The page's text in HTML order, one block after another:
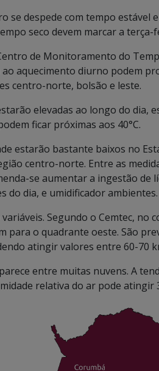
se despede com tempo estável
seco devem marcar a terça-
de Monitoramento do
aquecimento diurno podem
centro-norte, bolsão e leste.
elevadas ao longo do dia,
ficar próximas aos 40°C.
estarão bastante baixos no
centro-norte. Entre as
se aumentar a ingestão de
do dia, e umidificador ambientes.
Segundo o Cemtec, no
para o quadrante oeste. São
atingir valores entre 60-70
entre muitas nuvens. A
relativa do ar pode atingir